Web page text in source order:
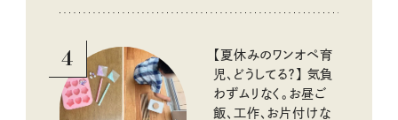
4
【夏休みのワンオペ育
児、どうしてる？】 気負
わずムリなく。お昼ご
飯、工作、お片付けな